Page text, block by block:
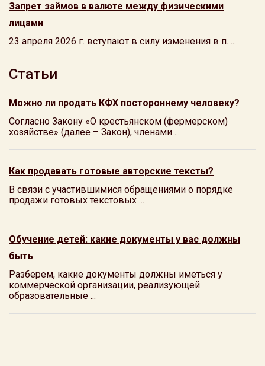
Запрет займов в валюте между физическими
лицами
23 апреля 2026 г. вступают в силу изменения в п. ...
Статьи
Можно ли продать КФХ постороннему человеку?
Согласно Закону «О крестьянском (фермерском)
хозяйстве» (далее – Закон), членами ...
Как продавать готовые авторские тексты?
В связи с участившимися обращениями о порядке
продажи готовых текстовых ...
Обучение детей: какие документы у вас должны
быть
Разберем, какие документы должны иметься у
коммерческой организации, реализующей
образовательные ...